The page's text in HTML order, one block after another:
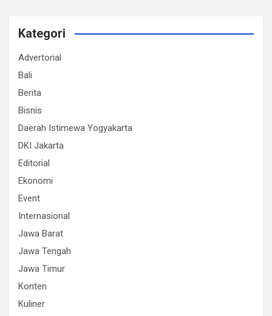
Kategori
Advertorial
Bali
Berita
Bisnis
Daerah Istimewa Yogyakarta
DKI Jakarta
Editorial
Ekonomi
Event
Internasional
Jawa Barat
Jawa Tengah
Jawa Timur
Konten
Kuliner